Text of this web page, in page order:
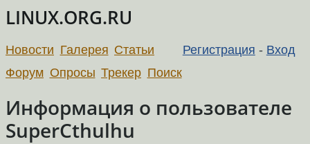
LINUX.ORG.RU
Регистрация - Вход
Новости Галерея Статьи
Форум Опросы Трекер Поиск
Информация о пользователе
SuperCthulhu